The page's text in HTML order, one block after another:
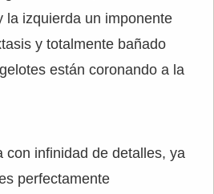
la izquierda un imponente
y totalmente bañado
están coronando a la
con infinidad de detalles, ya
perfectamente